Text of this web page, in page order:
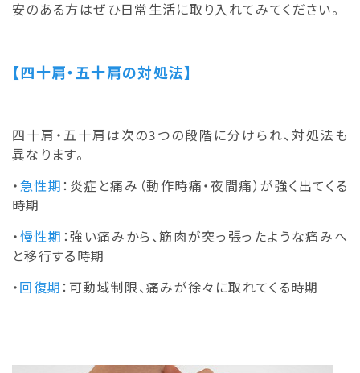
安のある方はぜひ日常生活に取り入れてみてください。
【四十肩・五十肩の対処法】
四十肩・五十肩は次の3つの段階に分けられ、対処法も
異なります。
・急性期 ：炎症と痛み（動作時痛・夜間痛）が強く出てくる
時期
・慢性期 ：強い痛みから、筋肉が突っ張ったような痛みへ
と移行する時期
・回復期 ：可動域制限、痛みが徐々に取れてくる時期